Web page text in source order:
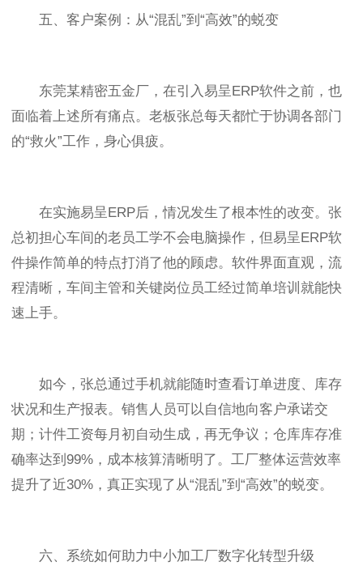
五、客户案例：从“混乱”到“高效”的蜕变
东莞某精密五金厂，在引入易呈ERP软件之前，也
面临着上述所有痛点。老板张总每天都忙于协调各部门
的“救火”工作，身心俱疲。
在实施易呈ERP后，情况发生了根本性的改变。张
总初担心车间的老员工学不会电脑操作，但易呈ERP软
件操作简单的特点打消了他的顾虑。软件界面直观，流
程清晰，车间主管和关键岗位员工经过简单培训就能快
速上手。
如今，张总通过手机就能随时查看订单进度、库存
状况和生产报表。销售人员可以自信地向客户承诺交
期；计件工资每月初自动生成，再无争议；仓库库存准
确率达到99%，成本核算清晰明了。工厂整体运营效率
提升了近30%，真正实现了从“混乱”到“高效”的蜕变。
六、系统如何助力中小加工厂数字化转型升级